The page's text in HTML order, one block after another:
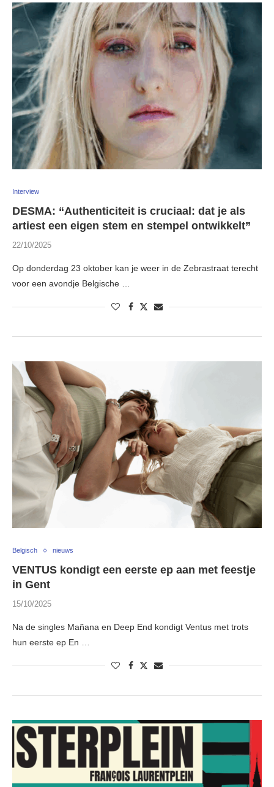
Interview
DESMA: “Authenticiteit is cruciaal: dat je als
artiest een eigen stem en stempel ontwikkelt”
22/10/2025
Op donderdag 23 oktober kan je weer in de Zebrastraat terecht
voor een avondje Belgische …
Belgisch nieuws
VENTUS kondigt een eerste ep aan met feestje
in Gent
15/10/2025
Na de singles Mañana en Deep End kondigt Ventus met trots
hun eerste ep En …